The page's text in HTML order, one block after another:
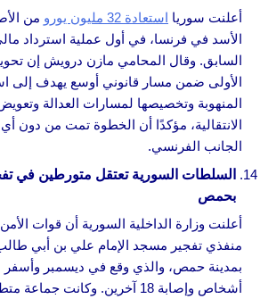
أعلنت سوريا استعادة 32 مليون يورو
من
الأسد في فرنسا، في أول عملية استرداد
السابق. وقال المحامي مازن درويش إن
الأولى ضمن مسار قانوني أوسع يهدف إلى
المنهوبة وتخصيصها لمسارات العدالة
الانتقالية، مؤكدًا أن الخطوة تمت من
الجانب الفرنسي.
السلطات السورية تعتقل متورطين في
بحمص
أعلنت وزارة الداخلية السورية أن قوات
منفذي تفجير مسجد الإمام علي بن أبي
بمدينة حمص، والذي وقع في ديسمبر وأسفر
أشخاص وإصابة 18 آخرين. وكانت